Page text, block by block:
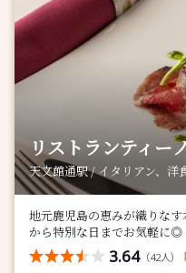
リストランティー
天文館通駅 / イタリアン、洋
地元鹿児島の恵みが織りな
から特別な日までお気軽に◎
3.64（42人）